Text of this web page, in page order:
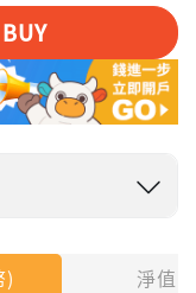
)
淨值
BUY